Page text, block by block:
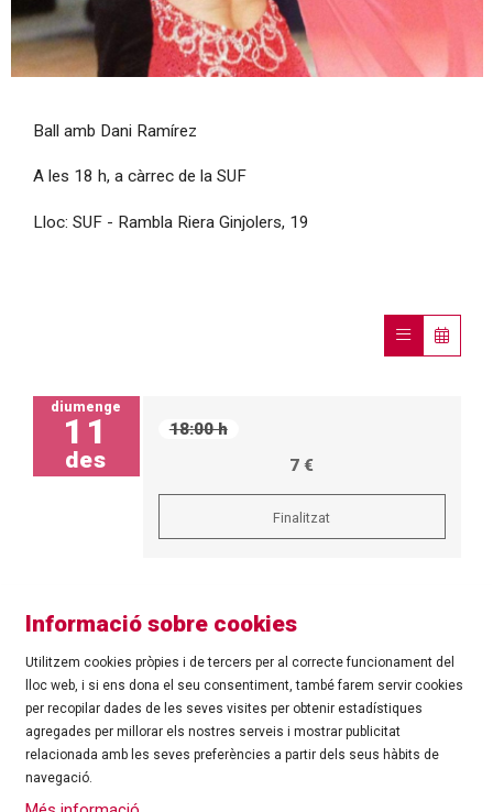
Ball amb Dani Ramírez
A les 18 h, a càrrec de la SUF
Lloc: SUF - Rambla Riera Ginjolers, 19
diumenge
11
des
18:00 h
7 €
Finalitzat
©Ajuntament de Roses| C/ Tarragona, 81 | 17480 ROSES
Tel.: 972 25 24 00 |cultura@roses.cat
Sitemap | Ús de Cookies
Informació sobre cookies
Utilitzem cookies pròpies i de tercers per al correcte funcionament del
lloc web, i si ens dona el seu consentiment, també farem servir cookies
per recopilar dades de les seves visites per obtenir estadístiques
agregades per millorar els nostres serveis i mostrar publicitat
relacionada amb les seves preferències a partir dels seus hàbits de
navegació.